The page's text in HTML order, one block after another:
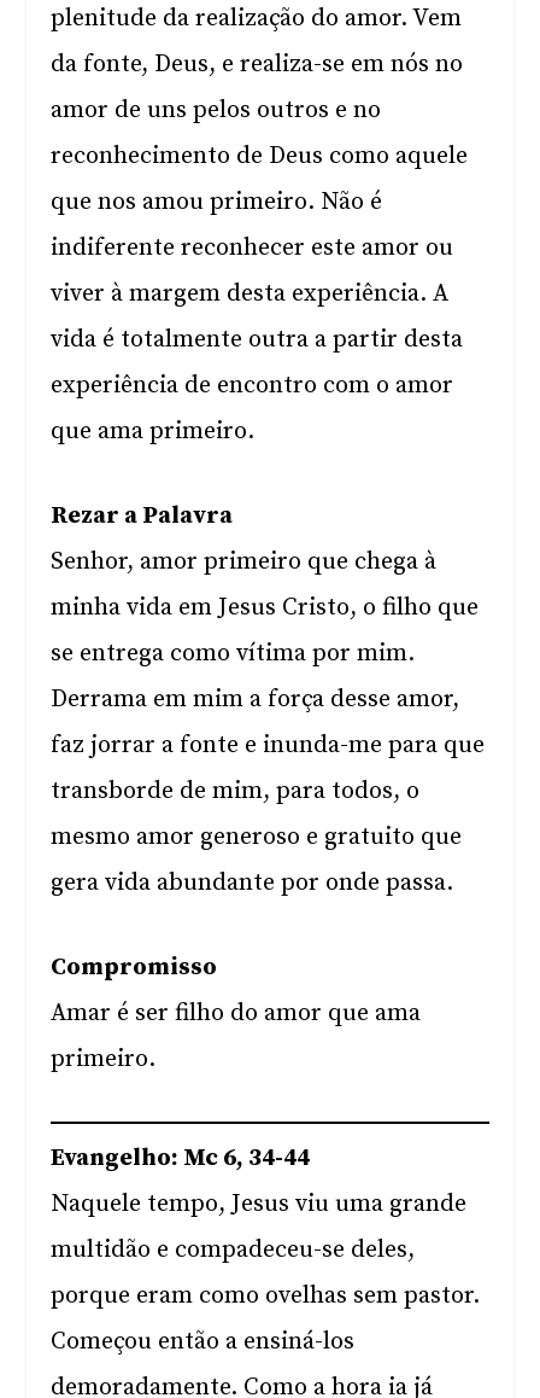
plenitude da realização do amor. Vem
da fonte, Deus, e realiza-se em nós no
amor de uns pelos outros e no
reconhecimento de Deus como aquele
que nos amou primeiro. Não é
indiferente reconhecer este amor ou
viver à margem desta experiência. A
vida é totalmente outra a partir desta
experiência de encontro com o amor
que ama primeiro.
Rezar a Palavra
Senhor, amor primeiro que chega à
minha vida em Jesus Cristo, o filho que
se entrega como vítima por mim.
Derrama em mim a força desse amor,
faz jorrar a fonte e inunda-me para que
transborde de mim, para todos, o
mesmo amor generoso e gratuito que
gera vida abundante por onde passa.
Compromisso
Amar é ser filho do amor que ama
primeiro.
Evangelho: Mc 6, 34-44
Naquele tempo, Jesus viu uma grande
multidão e compadeceu-se deles,
porque eram como ovelhas sem pastor.
Começou então a ensiná-los
demoradamente. Como a hora ia já